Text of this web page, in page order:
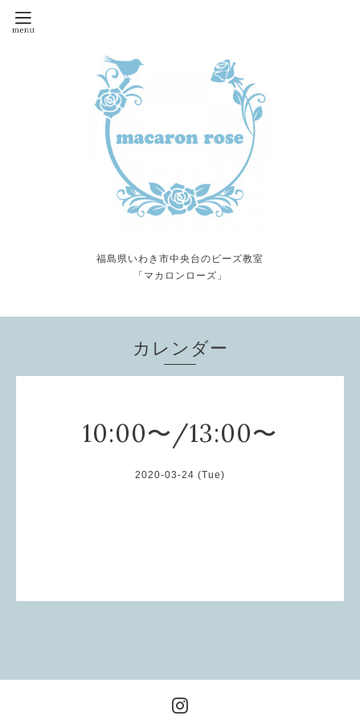
福島県いわき市中央台のビーズ教室
「マカロンローズ」
カレンダー
10:00〜/13:00〜
2020-03-24 (Tue)